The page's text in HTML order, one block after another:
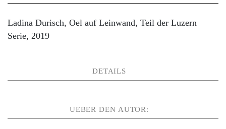
Ladina Durisch, Oel auf Leinwand, Teil der Luzern
Serie, 2019
DETAILS
UEBER DEN AUTOR: